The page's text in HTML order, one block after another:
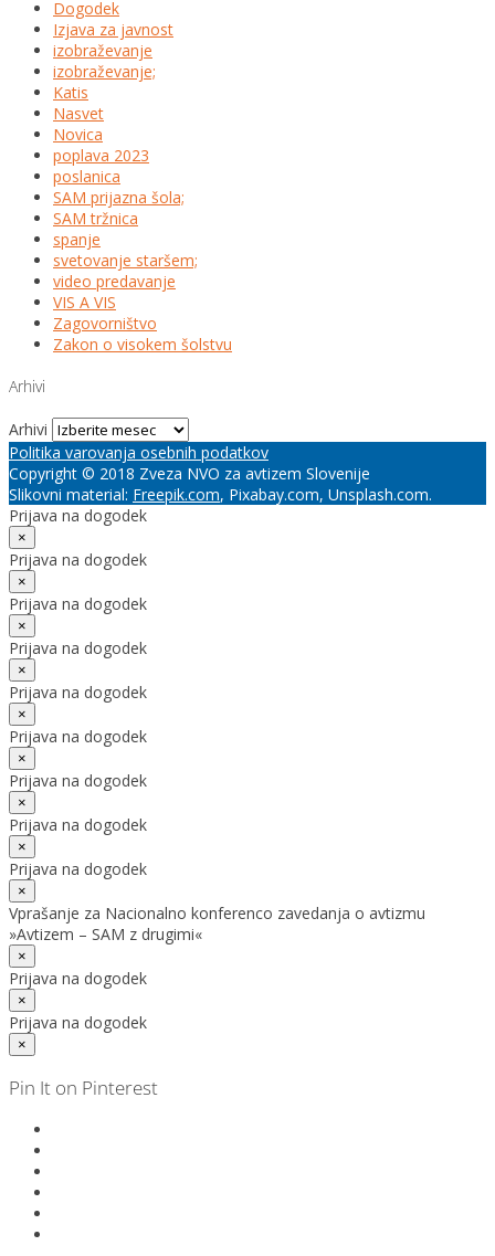
Dogodek
Izjava za javnost
izobraževanje
izobraževanje;
Katis
Nasvet
Novica
poplava 2023
poslanica
SAM prijazna šola;
SAM tržnica
spanje
svetovanje staršem;
video predavanje
VIS A VIS
Zagovorništvo
Zakon o visokem šolstvu
Arhivi
Arhivi
Politika varovanja osebnih podatkov
Copyright © 2018 Zveza NVO za avtizem Slovenije
Slikovni material: Freepik.com, Pixabay.com, Unsplash.com.
Prijava na dogodek
×
Prijava na dogodek
×
Prijava na dogodek
×
Prijava na dogodek
×
Prijava na dogodek
×
Prijava na dogodek
×
Prijava na dogodek
×
Prijava na dogodek
×
Prijava na dogodek
×
Vprašanje za Nacionalno konferenco zavedanja o avtizmu
»Avtizem – SAM z drugimi«
×
Prijava na dogodek
×
Prijava na dogodek
×
Pin It on Pinterest